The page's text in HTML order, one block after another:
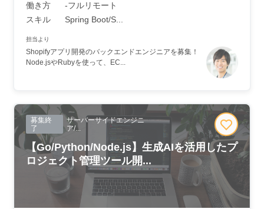
働き方
-フルリモート
スキル
Spring Boot/S...
担当より
Shopifyアプリ開発のバックエンドエンジニアを募集！
Node.jsやRubyを使って、EC...
募集終
了
サーバーサイドエンジニ
ア/...
【Go/Python/Node.js】生成AIを活用したプ
ロジェクト管理ツール開...